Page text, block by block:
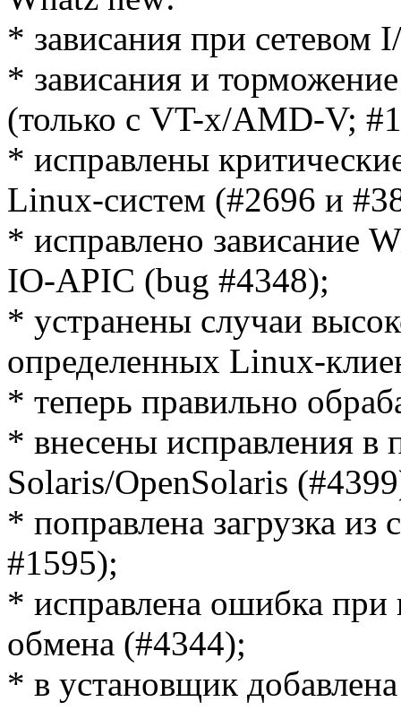
* зависания при сетевом
* зависания и
(только с VT-x/AMD-V;
* исправлены
Linux-систем (#2696 и
* исправлено зависание
IO-APIC (bug #4348);
* устранены случаи
определенных Linux-
* теперь правильно
* внесены исправления в
Solaris/OpenSolaris
* поправлена загрузка из
#1595);
* исправлена ошибка при
обмена (#4344);
* в установщик